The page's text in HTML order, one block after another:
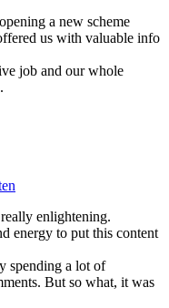
a new scheme
us with valuable info
job and our whole
enlightening.
energy to put this content
spending a lot of
But so what, it was